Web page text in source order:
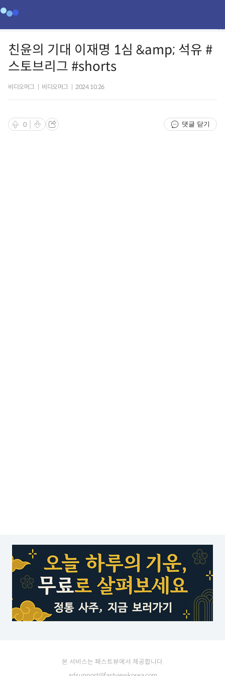
친윤의 기대 이재명 1심 &amp; 석유 #
스토브리그 #shorts
비디오머그 비디오머그 2024.10.26
0 댓글 닫기
본 서비스는 패스트뷰에서 제공합니다.